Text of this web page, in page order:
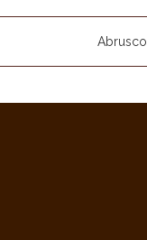
Abrusco